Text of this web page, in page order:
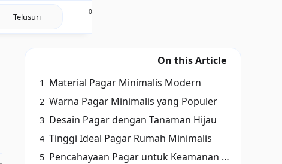
0
On this Article
1 Material Pagar Minimalis Modern
2 Warna Pagar Minimalis yang Populer
3 Desain Pagar dengan Tanaman Hijau
4 Tinggi Ideal Pagar Rumah Minimalis
5 Pencahayaan Pagar untuk Keamanan dan Estetika